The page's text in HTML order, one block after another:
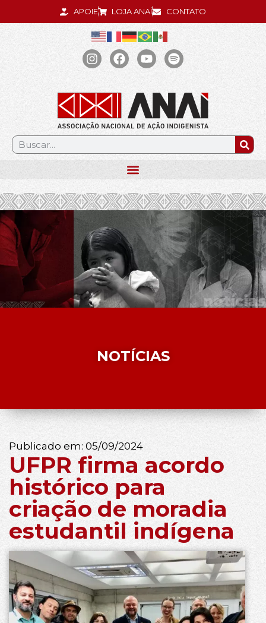
APOIE LOJA ANAÍ CONTATO
.
NOTÍCIAS
Publicado em: 05/09/2024
UFPR firma acordo
histórico para
criação de moradia
estudantil indígena